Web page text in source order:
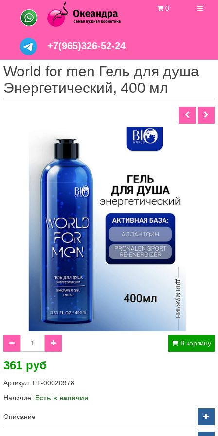
+7(965)326-52-24
0
World for men Гель для душа
Энергетический, 400 мл
В корзину
361 руб
Артикул: PT-00020978
Наличие: Есть в наличии
Описание